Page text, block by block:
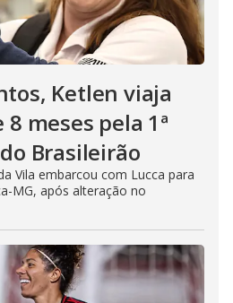
Ketlen viaja
meses pela 1ª
Brasileirão
Vila embarcou com Lucca para
MG, após alteração no